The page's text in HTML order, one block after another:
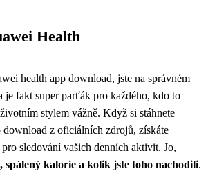
Health
health app download, jste na správném
je fakt super parťák pro každého, kdo to
stylem vážně. Když si stáhnete
download z oficiálních zdrojů, získáte
sledování vašich denních aktivit. Jo,
spálený kalorie a kolik jste toho nachodili.